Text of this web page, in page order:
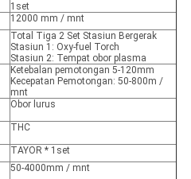
1set
12000 mm / mnt
Total Tiga 2 Set Stasiun Bergerak
Stasiun 1: Oxy-fuel Torch
Stasiun 2: Tempat obor plasma
Ketebalan pemotongan 5-120mm
Kecepatan Pemotongan: 50-800m /
mnt
Obor lurus
THC
TAYOR * 1set
50-4000mm / mnt